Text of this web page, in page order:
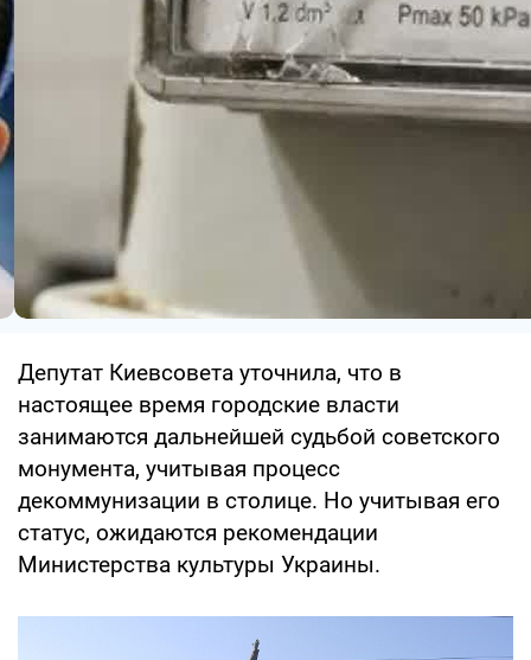
Депутат Киевсовета уточнила, что в
настоящее время городские власти
занимаются дальнейшей судьбой советского
монумента, учитывая процесс
декоммунизации в столице. Но учитывая его
статус, ожидаются рекомендации
Министерства культуры Украины.